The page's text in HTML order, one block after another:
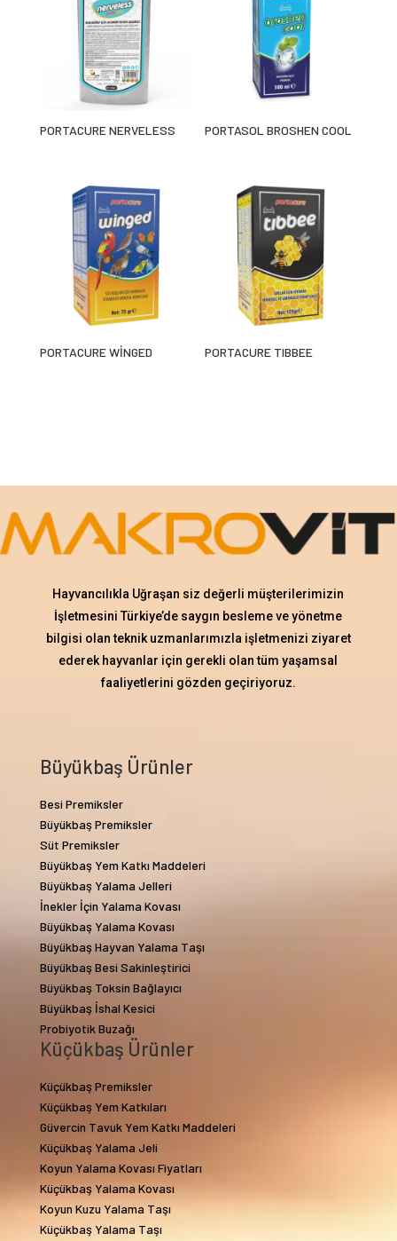
PORTACURE NERVELESS PORTASOL BROSHEN COOL
PORTACURE WİNGED PORTACURE TIBBEE
Hayvancılıkla Uğraşan siz değerli müşterilerimizin
İşletmesini Türkiye’de saygın besleme ve yönetme
bilgisi olan teknik uzmanlarımızla işletmenizi ziyaret
ederek hayvanlar için gerekli olan tüm yaşamsal
faaliyetlerini gözden geçiriyoruz.
Büyükbaş Ürünler
Besi Premiksler
Büyükbaş Premiksler
Süt Premiksler
Büyükbaş Yem Katkı Maddeleri
Büyükbaş Yalama Jelleri
İnekler İçin Yalama Kovası
Büyükbaş Yalama Kovası
Büyükbaş Hayvan Yalama Taşı
Büyükbaş Besi Sakinleştirici
Büyükbaş Toksin Bağlayıcı
Büyükbaş İshal Kesici
Probiyotik Buzağı
Küçükbaş Ürünler
Küçükbaş Premiksler
Küçükbaş Yem Katkıları
Güvercin Tavuk Yem Katkı Maddeleri
Küçükbaş Yalama Jeli
Koyun Yalama Kovası Fiyatları
Küçükbaş Yalama Kovası
Koyun Kuzu Yalama Taşı
Küçükbaş Yalama Taşı